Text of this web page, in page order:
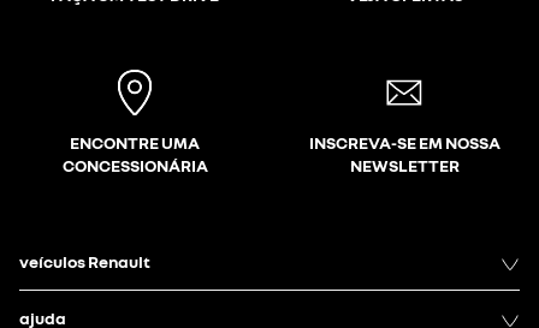
ENCONTRE UMA
CONCESSIONÁRIA
INSCREVA-SE EM NOSSA
NEWSLETTER
veículos Renault
ajuda